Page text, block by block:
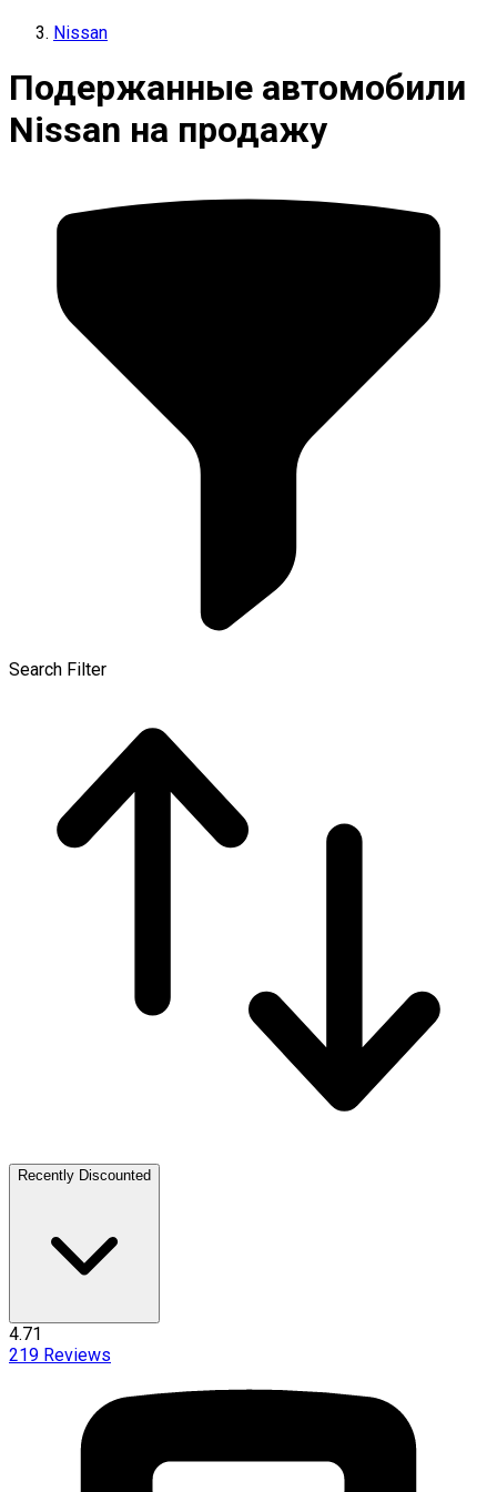
Nissan
Подержанные автомобили
Nissan на продажу
Search Filter
Recently Discounted
4.71
219 Reviews